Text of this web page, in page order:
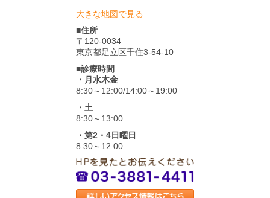
大きな地図で見る
■住所
〒120-0034
東京都足立区千住3-54-10
■診療時間
・月水木金
8:30～12:00/14:00～19:00
・土
8:30～13:00
・第2・4日曜日
8:30～12:00